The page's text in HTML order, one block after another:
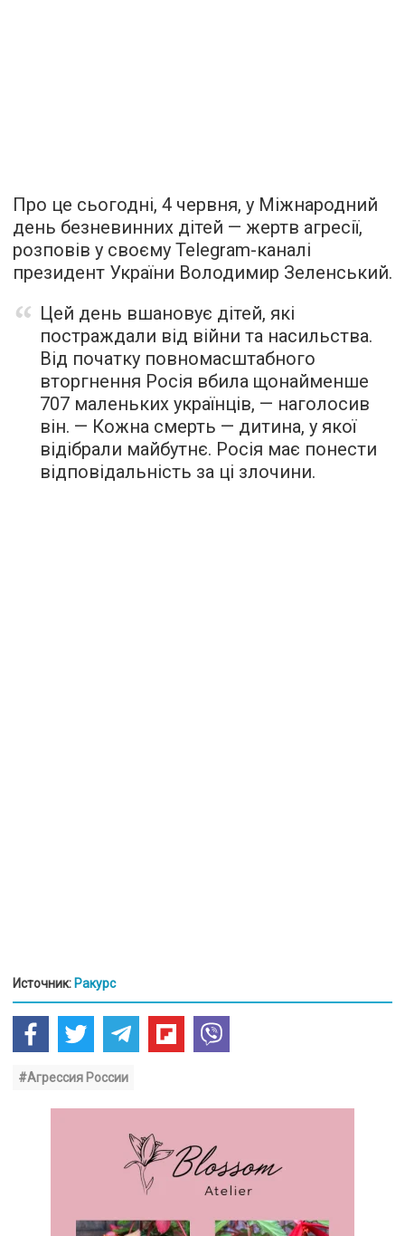
Про це сьогодні, 4 червня, у Міжнародний
день безневинних дітей — жертв агресії,
розповів у своєму Telegram-каналі
президент України Володимир Зеленський.
Цей день вшановує дітей, які
постраждали від війни та насильства.
Від початку повномасштабного
вторгнення Росія вбила щонайменше
707 маленьких українців, — наголосив
він. — Кожна смерть — дитина, у якої
відібрали майбутнє. Росія має понести
відповідальність за ці злочини.
Источник: Ракурс
#Агрессия России